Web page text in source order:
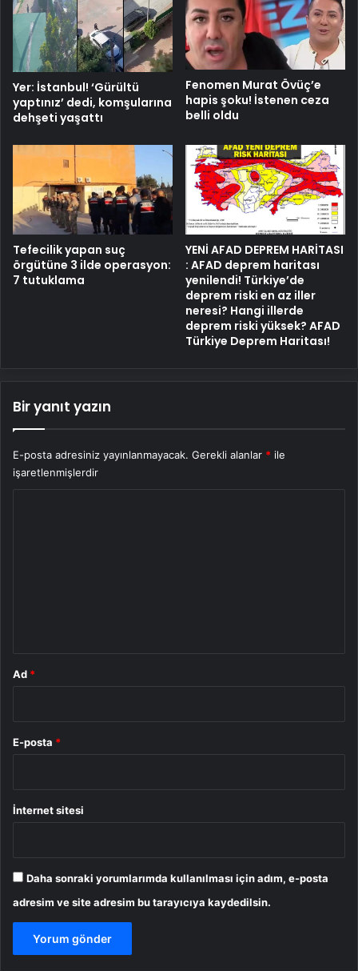
Yer: İstanbul! ‘Gürültü
yaptınız’ dedi, komşularına
dehşeti yaşattı
Fenomen Murat Övüç’e
hapis şoku! İstenen ceza
belli oldu
Tefecilik yapan suç
örgütüne 3 ilde operasyon:
7 tutuklama
YENİ AFAD DEPREM HARİTASI
: AFAD deprem haritası
yenilendi! Türkiye’de
deprem riski en az iller
neresi? Hangi illerde
deprem riski yüksek? AFAD
Türkiye Deprem Haritası!
Bir yanıt yazın
E-posta adresiniz yayınlanmayacak. Gerekli alanlar * ile
işaretlenmişlerdir
Ad *
E-posta *
İnternet sitesi
Daha sonraki yorumlarımda kullanılması için adım, e-posta
adresim ve site adresim bu tarayıcıya kaydedilsin.